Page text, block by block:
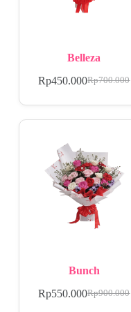
Belleza
Rp700.000
Rp450.000
Bunch
Rp900.000
Rp550.000